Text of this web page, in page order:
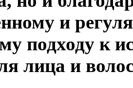
и
подходу к
лица и